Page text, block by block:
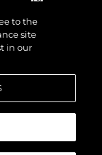
to the
site
in our